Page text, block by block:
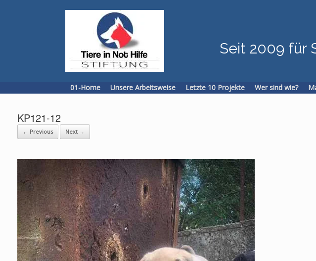
Seit 2009 für
01-Home Unsere Arbeitsweise Letzte 10 Projekte Wer sind wie?
KP121-12
← Previous Next →